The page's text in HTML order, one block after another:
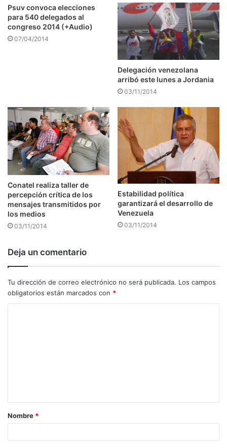
Psuv convoca elecciones
para 540 delegados al
congreso 2014 (+Audio)
07/04/2014
Delegación venezolana
arribó este lunes a Jordania
03/11/2014
Conatel realiza taller de
percepción crítica de los
mensajes transmitidos por
los medios
03/11/2014
Estabilidad política
garantizará el desarrollo de
Venezuela
03/11/2014
Deja un comentario
Tu dirección de correo electrónico no será publicada. Los campos
obligatorios están marcados con *
a
r
Nombre *